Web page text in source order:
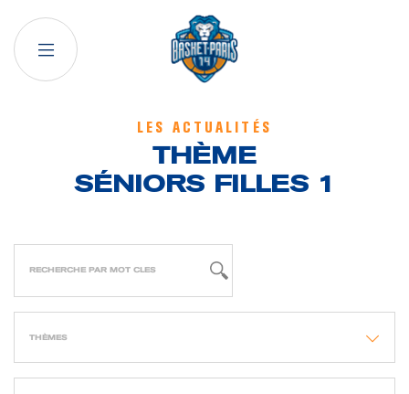
LES ACTUALITÉS
THÈME
SÉNIORS FILLES 1
THÈMES